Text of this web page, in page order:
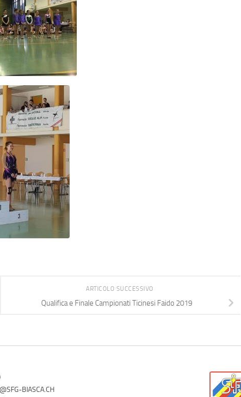
ARTICOLO SUCCESSIVO
Qualifica e Finale Campionati Ticinesi Faido 2019
BIASCA.CH